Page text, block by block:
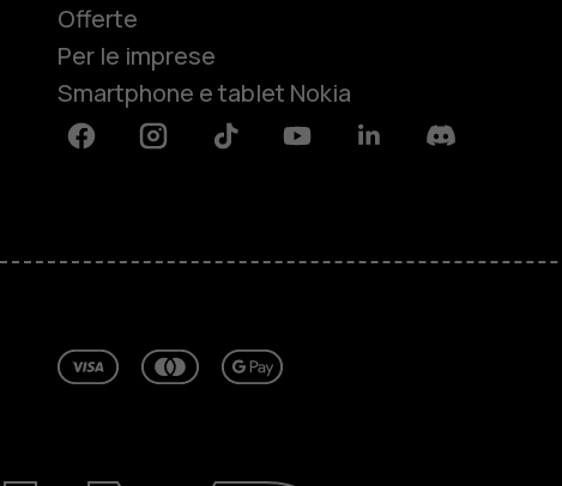
Informazioni su
Offerte
Per le imprese
Smartphone e tablet Nokia
FacebookInstagramTiktok YoutubeLinkedinDiscord